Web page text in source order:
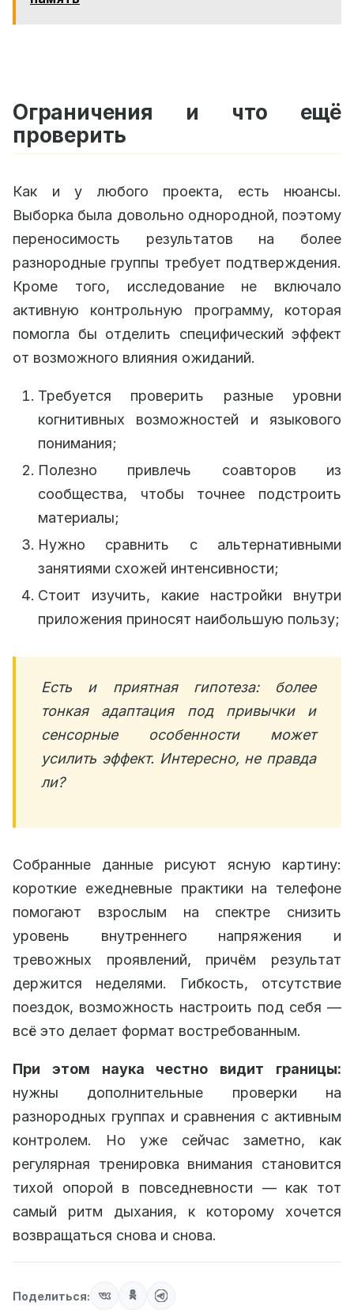
Ограничения и что ещё
проверить
Как и у любого проекта, есть нюансы.
Выборка была довольно однородной, поэтому
переносимость результатов на более
разнородные группы требует подтверждения.
Кроме того, исследование не включало
активную контрольную программу, которая
помогла бы отделить специфический эффект
от возможного влияния ожиданий.
Требуется проверить разные уровни
когнитивных возможностей и языкового
понимания;
Полезно привлечь соавторов из
сообщества, чтобы точнее подстроить
материалы;
Нужно сравнить с альтернативными
занятиями схожей интенсивности;
Стоит изучить, какие настройки внутри
приложения приносят наибольшую пользу;
Есть и приятная гипотеза: более
тонкая адаптация под привычки и
сенсорные особенности может
усилить эффект. Интересно, не правда
ли?
Собранные данные рисуют ясную картину:
короткие ежедневные практики на телефоне
помогают взрослым на спектре снизить
уровень внутреннего напряжения и
тревожных проявлений, причём результат
держится неделями. Гибкость, отсутствие
поездок, возможность настроить под себя —
всё это делает формат востребованным.
При этом наука честно видит границы:
нужны дополнительные проверки на
разнородных группах и сравнения с активным
контролем. Но уже сейчас заметно, как
регулярная тренировка внимания становится
тихой опорой в повседневности — как тот
самый ритм дыхания, к которому хочется
возвращаться снова и снова.
Поделиться: